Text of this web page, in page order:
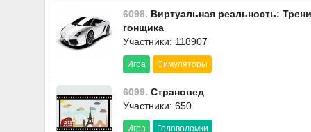
6098. Виртуальная реальность:
гонщика
Участники: 118907
Игра Симуляторы
6099. Страновед
Участники: 650
Игра Головоломки